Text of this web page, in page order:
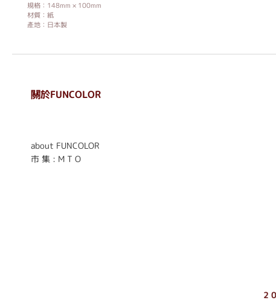
規格：148mm × 100mm
材質：紙
產地：日本製
關於FUNCOLOR
about FUNCOLOR
市 集 : M T O
2